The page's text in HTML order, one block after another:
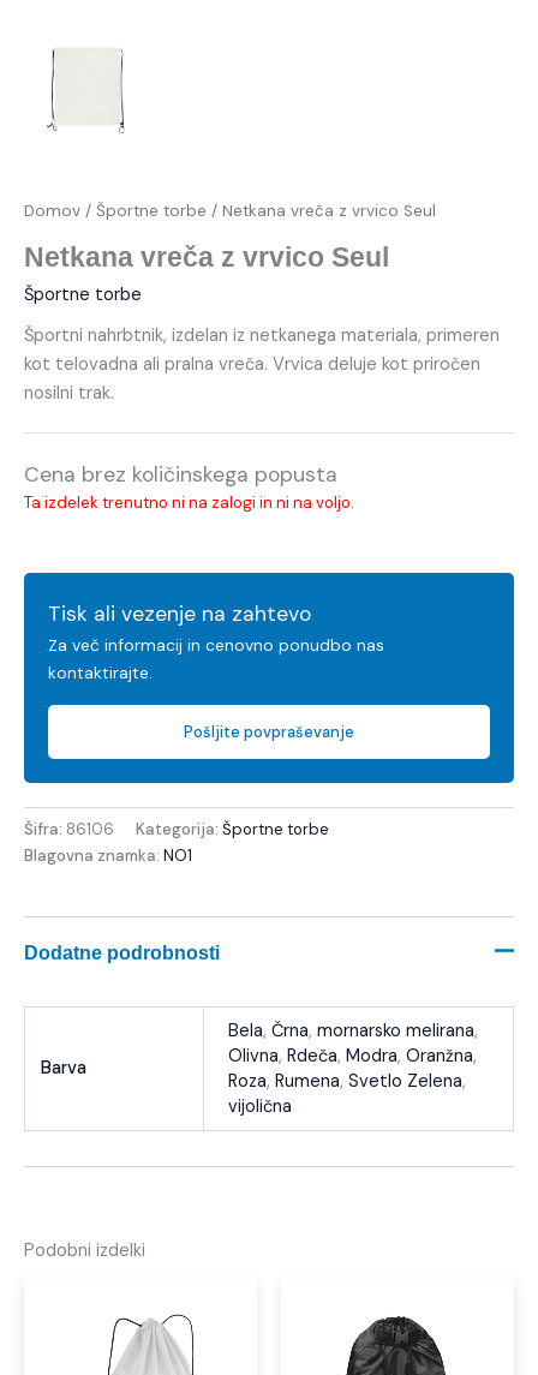
Domov / Športne torbe / Netkana vreča z vrvico Seul
Netkana vreča z vrvico Seul
Športne torbe
Športni nahrbtnik, izdelan iz netkanega materiala, primeren
kot telovadna ali pralna vreča. Vrvica deluje kot priročen
nosilni trak.
Cena brez količinskega popusta
Ta izdelek trenutno ni na zalogi in ni na voljo.
Tisk ali vezenje na zahtevo
Za več informacij in cenovno ponudbo nas
kontaktirajte.
Pošljite povpraševanje
Šifra: 86106 Kategorija: Športne torbe
Blagovna znamka: NO1
Dodatne podrobnosti
Barva
Bela, Črna, mornarsko melirana,
Olivna, Rdeča, Modra, Oranžna,
Roza, Rumena, Svetlo Zelena,
vijolična
Podobni izdelki